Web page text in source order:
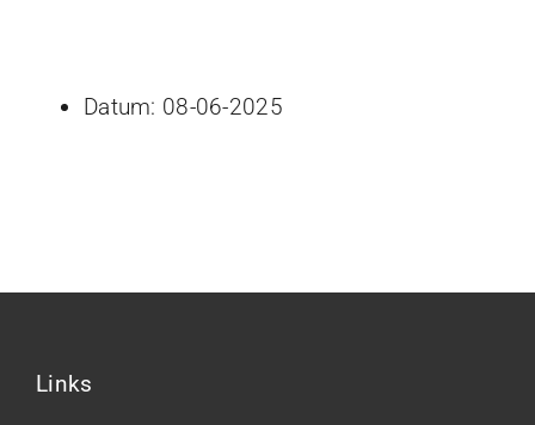
Datum: 08-06-2025
Links